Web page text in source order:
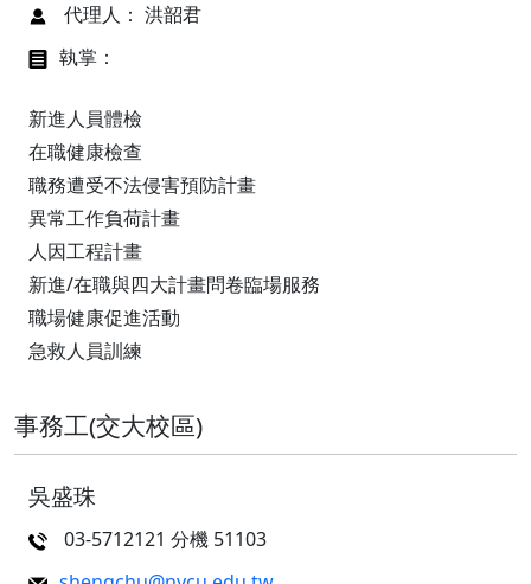
代理人： 洪韶君
執掌：
新進人員體檢
在職健康檢查
職務遭受不法侵害預防計畫
異常工作負荷計畫
人因工程計畫
新進/在職與四大計畫問卷臨場服務
職場健康促進活動
急救人員訓練
事務工(交大校區)
吳盛珠
03-5712121 分機 51103